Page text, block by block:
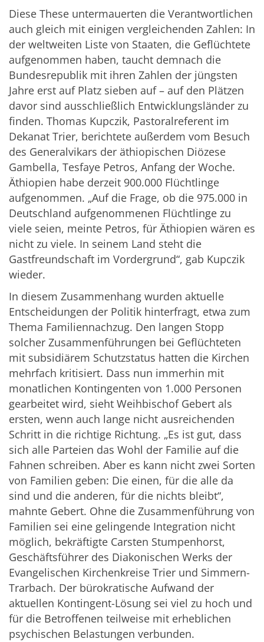
Diese These untermauerten die Verantwortlichen
auch gleich mit einigen vergleichenden Zahlen: In
der weltweiten Liste von Staaten, die Geflüchtete
aufgenommen haben, taucht demnach die
Bundesrepublik mit ihren Zahlen der jüngsten
Jahre erst auf Platz sieben auf – auf den Plätzen
davor sind ausschließlich Entwicklungsländer zu
finden. Thomas Kupczik, Pastoralreferent im
Dekanat Trier, berichtete außerdem vom Besuch
des Generalvikars der äthiopischen Diözese
Gambella, Tesfaye Petros, Anfang der Woche.
Äthiopien habe derzeit 900.000 Flüchtlinge
aufgenommen. „Auf die Frage, ob die 975.000 in
Deutschland aufgenommenen Flüchtlinge zu
viele seien, meinte Petros, für Äthiopien wären es
nicht zu viele. In seinem Land steht die
Gastfreundschaft im Vordergrund“, gab Kupczik
wieder.
In diesem Zusammenhang wurden aktuelle
Entscheidungen der Politik hinterfragt, etwa zum
Thema Familiennachzug. Den langen Stopp
solcher Zusammenführungen bei Geflüchteten
mit subsidiärem Schutzstatus hatten die Kirchen
mehrfach kritisiert. Dass nun immerhin mit
monatlichen Kontingenten von 1.000 Personen
gearbeitet wird, sieht Weihbischof Gebert als
ersten, wenn auch lange nicht ausreichenden
Schritt in die richtige Richtung. „Es ist gut, dass
sich alle Parteien das Wohl der Familie auf die
Fahnen schreiben. Aber es kann nicht zwei Sorten
von Familien geben: Die einen, für die alle da
sind und die anderen, für die nichts bleibt“,
mahnte Gebert. Ohne die Zusammenführung von
Familien sei eine gelingende Integration nicht
möglich, bekräftigte Carsten Stumpenhorst,
Geschäftsführer des Diakonischen Werks der
Evangelischen Kirchenkreise Trier und Simmern-
Trarbach. Der bürokratische Aufwand der
aktuellen Kontingent-Lösung sei viel zu hoch und
für die Betroffenen teilweise mit erheblichen
psychischen Belastungen verbunden.